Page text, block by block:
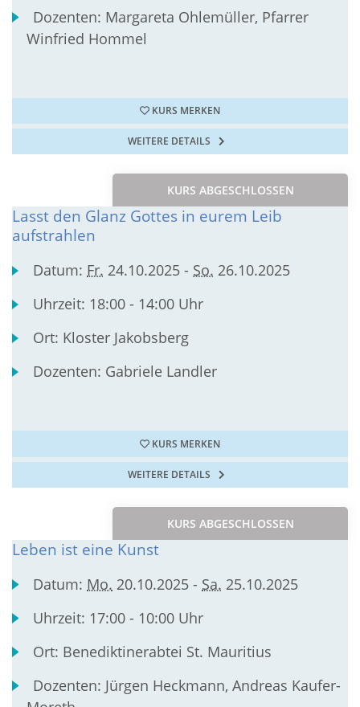
Dozenten: Margareta Ohlemüller, Pfarrer
Winfried Hommel
KURS MERKEN
WEITERE DETAILS
KURS ABGESCHLOSSEN
Lasst den Glanz Gottes in eurem Leib
aufstrahlen
Datum: Fr. 24.10.2025 - So. 26.10.2025
Uhrzeit: 18:00 - 14:00 Uhr
Ort: Kloster Jakobsberg
Dozenten: Gabriele Landler
KURS MERKEN
WEITERE DETAILS
KURS ABGESCHLOSSEN
Leben ist eine Kunst
Datum: Mo. 20.10.2025 - Sa. 25.10.2025
Uhrzeit: 17:00 - 10:00 Uhr
Ort: Benediktinerabtei St. Mauritius
Dozenten: Jürgen Heckmann, Andreas Kaufer-